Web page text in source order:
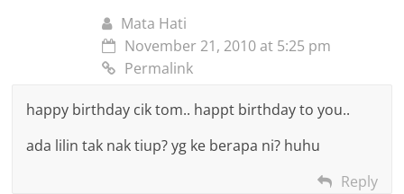
Mata Hati
November 21, 2010 at 5:25 pm
Permalink
happy birthday cik tom.. happt birthday to you..
ada lilin tak nak tiup? yg ke berapa ni? huhu
Reply